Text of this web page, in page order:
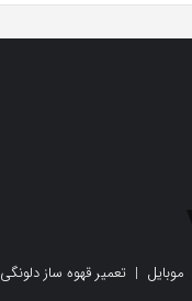
موبایل | تعمیر قهوه ساز دلونگی